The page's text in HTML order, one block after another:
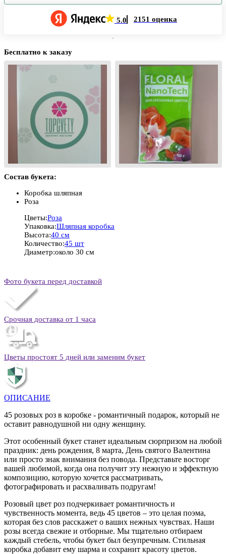
5.0 2151 оценка
Бесплатно к заказу
Состав букета:
Коробка шляпная
Роза
Цветы:Роза
Упаковка:Шляпная коробка
Высота:40 см
Количество:45 шт
Диаметр:около 30 см
Фото букета перед доставкой
Срочная доставка от 1 часа
Цветы простоят 5 дней или заменим букет
ОПИСАНИЕ
45 розовых роз в коробке - романтичный подарок, который не
оставит равнодушной ни одну женщину.
Этот особенный букет станет идеальным сюрпризом на любой
праздник: день рождения, 8 марта, День святого Валентина
или просто знак внимания без повода. Представьте восторг
вашей любимой, когда она получит эту нежную и эффектную
композицию, которую хочется рассматривать,
фотографировать и расхваливать подругам!
Розовый цвет роз подчеркивает романтичность и
чувственность момента, ведь 45 цветов – это целая поэма,
которая без слов расскажет о ваших нежных чувствах. Наши
розы всегда свежие и отборные. Мы тщательно отбираем
каждый стебель, чтобы букет был безупречным. Стильная
коробка добавит ему шарма и сохранит красоту цветов.